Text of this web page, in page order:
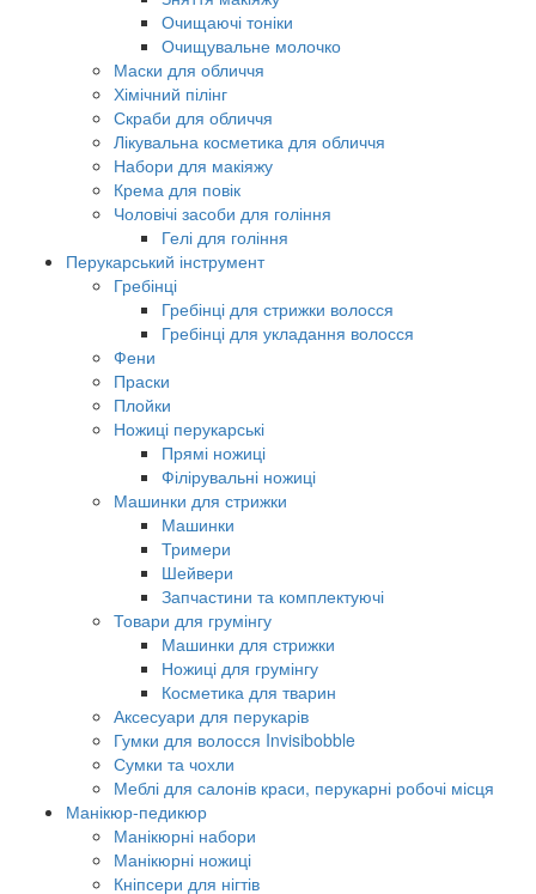
Очищаючі тоніки
Очищувальне молочко
Маски для обличчя
Хімічний пілінг
Скраби для обличчя
Лікувальна косметика для обличчя
Набори для макіяжу
Крема для повік
Чоловічі засоби для гоління
Гелі для гоління
Перукарський інструмент
Гребінці
Гребінці для стрижки волосся
Гребінці для укладання волосся
Фени
Праски
Плойки
Ножиці перукарські
Прямі ножиці
Філірувальні ножиці
Машинки для стрижки
Машинки
Тримери
Шейвери
Запчастини та комплектуючі
Товари для грумінгу
Машинки для стрижки
Ножиці для грумінгу
Косметика для тварин
Аксесуари для перукарів
Гумки для волосся Invisibobble
Сумки та чохли
Меблі для салонів краси, перукарні робочі місця
Манікюр-педикюр
Манікюрні набори
Манікюрні ножиці
Кніпсери для нігтів